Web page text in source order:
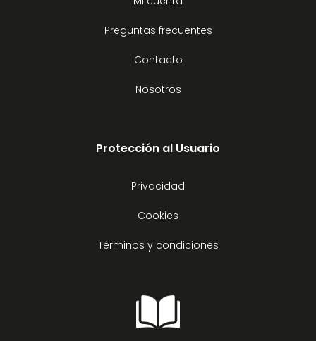
Preguntas frecuentes
Contacto
Nosotros
Protección al Usuario
Privacidad
Cookies
Términos y condiciones